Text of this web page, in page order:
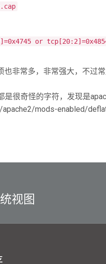
or
非常多，非常强大，不过
是很奇怪的字符，发现是
mods-enabled/
视图